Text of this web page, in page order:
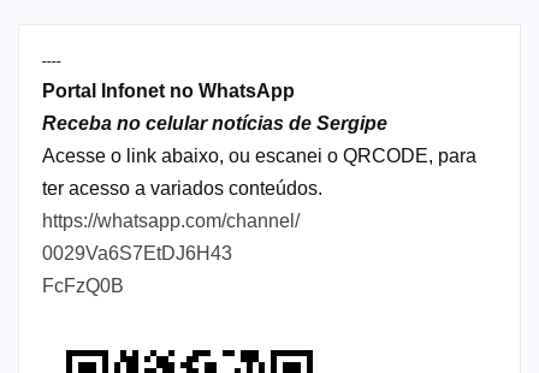
----
Portal Infonet no WhatsApp
Receba no celular notícias de Sergipe
Acesse o link abaixo, ou escanei o QRCODE, para
ter acesso a variados conteúdos.
https://whatsapp.com/channel/
0029Va6S7EtDJ6H43
FcFzQ0B